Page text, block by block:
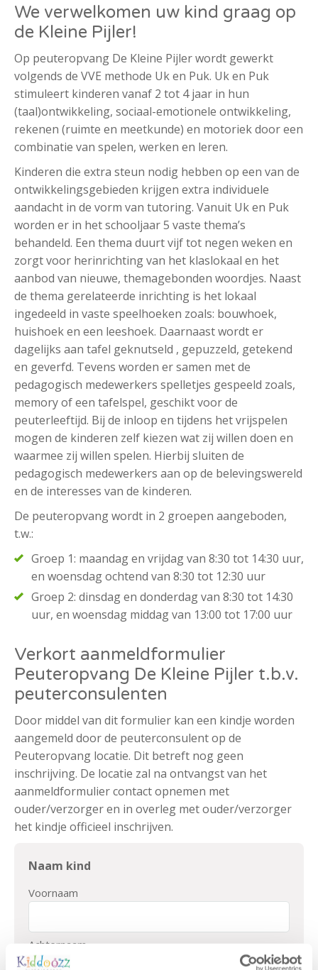
We verwelkomen uw kind graag op
de Kleine Pijler!
Op peuteropvang De Kleine Pijler wordt gewerkt
volgends de VVE methode Uk en Puk. Uk en Puk
stimuleert kinderen vanaf 2 tot 4 jaar in hun
(taal)ontwikkeling, sociaal-emotionele ontwikkeling,
rekenen (ruimte en meetkunde) en motoriek door een
combinatie van spelen, werken en leren.
Kinderen die extra steun nodig hebben op een van de
ontwikkelingsgebieden krijgen extra individuele
aandacht in de vorm van tutoring. Vanuit Uk en Puk
worden er in het schooljaar 5 vaste thema’s
behandeld. Een thema duurt vijf tot negen weken en
zorgt voor herinrichting van het klaslokaal en het
aanbod van nieuwe, themagebonden woordjes. Naast
de thema gerelateerde inrichting is het lokaal
ingedeeld in vaste speelhoeken zoals: bouwhoek,
huishoek en een leeshoek. Daarnaast wordt er
dagelijks aan tafel geknutseld , gepuzzeld, getekend
en geverfd. Tevens worden er samen met de
pedagogisch medewerkers spelletjes gespeeld zoals,
memory of een tafelspel, geschikt voor de
peuterleeftijd. Bij de inloop en tijdens het vrijspelen
mogen de kinderen zelf kiezen wat zij willen doen en
waarmee zij willen spelen. Hierbij sluiten de
pedagogisch medewerkers aan op de belevingswereld
en de interesses van de kinderen.
De peuteropvang wordt in 2 groepen aangeboden,
t.w.:
Groep 1: maandag en vrijdag van 8:30 tot 14:30 uur,
en woensdag ochtend van 8:30 tot 12:30 uur
Groep 2: dinsdag en donderdag van 8:30 tot 14:30
uur, en woensdag middag van 13:00 tot 17:00 uur
Verkort aanmeldformulier
Peuteropvang De Kleine Pijler t.b.v.
peuterconsulenten
Door middel van dit formulier kan een kindje worden
aangemeld door de peuterconsulent op de
Peuteropvang locatie. Dit betreft nog geen
inschrijving. De locatie zal na ontvangst van het
aanmeldformulier contact opnemen met
ouder/verzorger en in overleg met ouder/verzorger
het kindje officieel inschrijven.
Naam kind
Voornaam
Achternaam